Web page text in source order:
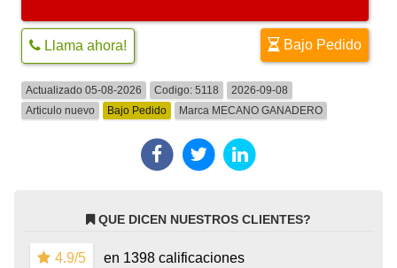
Bajo Pedido
Llama ahora!
Actualizado 05-08-2026 Codigo:5118
2026-09-08
Articulo nuevo
Bajo Pedido Marca MECANO GANADERO
QUE DICEN NUESTROS CLIENTES?
4.9/5
en 1398 calificaciones